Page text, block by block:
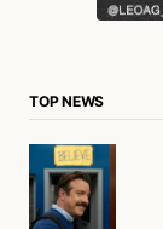
TOP NEWS